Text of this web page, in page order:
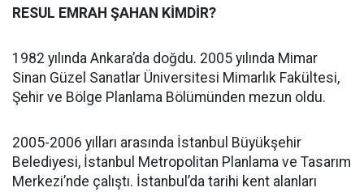
RESUL EMRAH ŞAHAN KİMDİR?
1982 yılında Ankara’da doğdu. 2005 yılında Mimar
Sinan Güzel Sanatlar Üniversitesi Mimarlık Fakültesi,
Şehir ve Bölge Planlama Bölümünden mezun oldu.
2005-2006 yılları arasında İstanbul Büyükşehir
Belediyesi, İstanbul Metropolitan Planlama ve Tasarım
Merkezi’nde çalıştı. İstanbul’da tarihi kent alanları